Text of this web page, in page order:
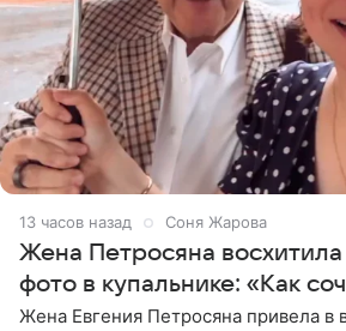
13 часов назад Соня Жарова
Жена Петросяна
фото в купальнике: «Как
Жена Евгения Петросяна привела в